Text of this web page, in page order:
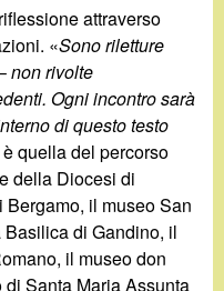
attraverso
«Sono riletture
non rivolte
Ogni incontro sarà
di questo testo
quella del percorso
della Diocesi di
il museo San
di Gandino, il
il museo don
Santa Maria Assunta